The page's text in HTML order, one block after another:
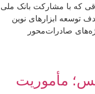
که با مشارکت بانک ملی
توسعه ابزارهای نوین
صادرات‌محور
مأموریت